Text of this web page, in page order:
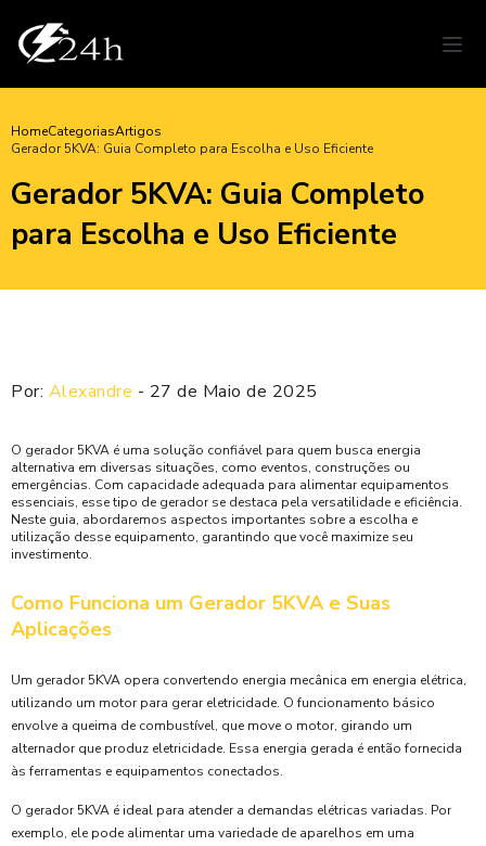
HomeCategoriasArtigos
Gerador 5KVA: Guia Completo para Escolha e Uso Eficiente
Gerador 5KVA: Guia Completo
para Escolha e Uso Eficiente
Por: Alexandre - 27 de Maio de 2025
O gerador 5KVA é uma solução confiável para quem busca energia
alternativa em diversas situações, como eventos, construções ou
emergências. Com capacidade adequada para alimentar equipamentos
essenciais, esse tipo de gerador se destaca pela versatilidade e eficiência.
Neste guia, abordaremos aspectos importantes sobre a escolha e
utilização desse equipamento, garantindo que você maximize seu
investimento.
Como Funciona um Gerador 5KVA e Suas
Aplicações
Um gerador 5KVA opera convertendo energia mecânica em energia elétrica,
utilizando um motor para gerar eletricidade. O funcionamento básico
envolve a queima de combustível, que move o motor, girando um
alternador que produz eletricidade. Essa energia gerada é então fornecida
às ferramentas e equipamentos conectados.
O gerador 5KVA é ideal para atender a demandas elétricas variadas. Por
exemplo, ele pode alimentar uma variedade de aparelhos em uma